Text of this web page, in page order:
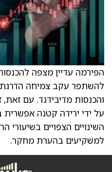
הפירמה עדיין מצפה
להשתפר עקב צמיחה
והכנסות מדיבידנד. עם
על ידי ירידה קטנה
השינויים הצפויים בשיעורי
למשקיעים בהערת מחקר.